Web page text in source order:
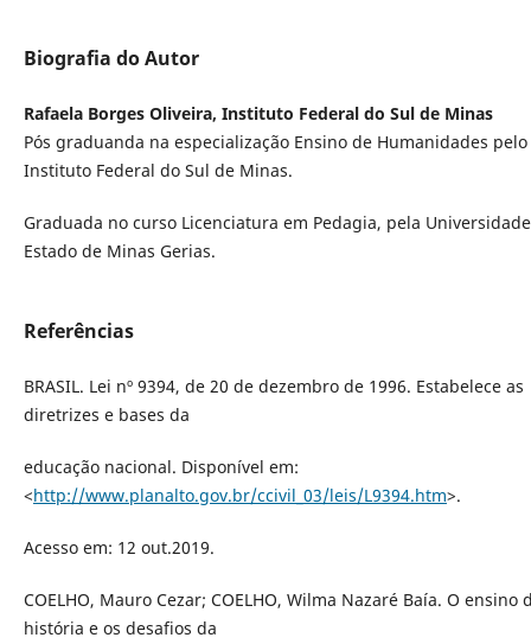
Biografia do Autor
Rafaela Borges Oliveira, Instituto Federal do Sul de Minas
Pós graduanda na especialização Ensino de Humanidades pelo
Instituto Federal do Sul de Minas.
Graduada no curso Licenciatura em Pedagia, pela
Estado de Minas Gerias.
Referências
BRASIL. Lei nº 9394, de 20 de dezembro de 1996. Estabelece as
diretrizes e bases da
educação nacional. Disponível em:
<http://www.planalto.gov.br/ccivil_03/leis/L9394.htm>.
Acesso em: 12 out.2019.
COELHO, Mauro Cezar; COELHO, Wilma Nazaré Baía. O ensino
história e os desafios da